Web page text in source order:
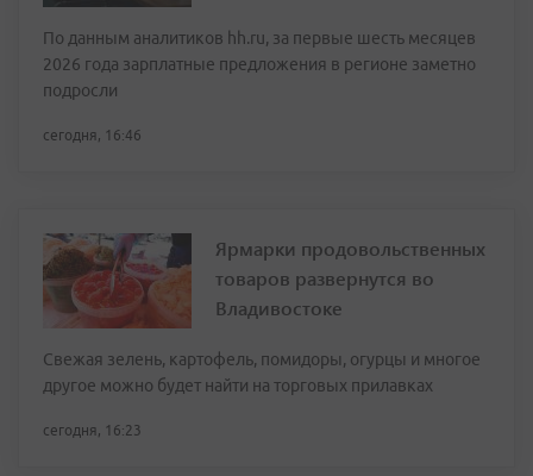
По данным аналитиков hh.ru, за первые шесть месяцев
2026 года зарплатные предложения в регионе заметно
подросли
сегодня, 16:46
Ярмарки продовольственных
товаров развернутся во
Владивостоке
Свежая зелень, картофель, помидоры, огурцы и многое
другое можно будет найти на торговых прилавках
сегодня, 16:23